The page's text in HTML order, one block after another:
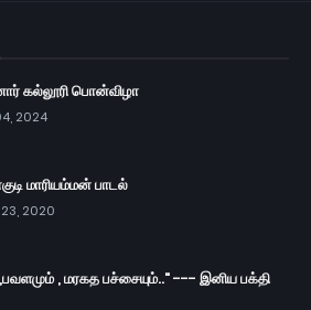
கல்லூரி பொன்விழா
2024
மாரியம்மன் பாடல்
2020
,பவளமும் , மரகத பச்சையும்.." --- இனிய பக்தி